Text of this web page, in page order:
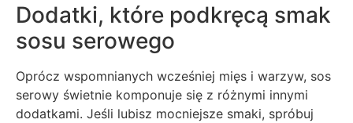
Dodatki, które podkręcą smak
sosu serowego
Oprócz wspomnianych wcześniej mięs i warzyw, sos
serowy świetnie komponuje się z różnymi innymi
dodatkami. Jeśli lubisz mocniejsze smaki, spróbuj